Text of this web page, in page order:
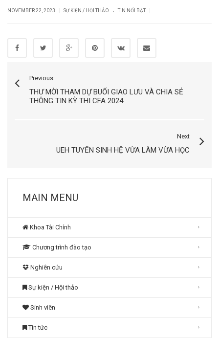
NOVEMBER 22, 2023 SỰ KIỆN / HỘI THẢO . TIN NỔI BẬT
Previous
THƯ MỜI THAM DỰ BUỔI GIAO LƯU VÀ CHIA SẺ
THÔNG TIN KỲ THI CFA 2024
Next
UEH TUYỂN SINH HỆ VỪA LÀM VỪA HỌC
MAIN MENU
Khoa Tài Chính
Chương trình đào tạo
Nghiên cứu
Sự kiện / Hội thảo
Sinh viên
Tin tức